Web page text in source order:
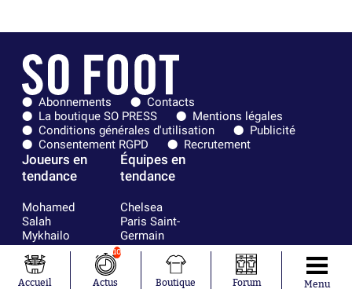
Abonnements
Contacts
La boutique SO PRESS
Mentions légales
Conditions générales d'utilisation
Publicité
Consentement RGPD
Recrutement
Joueurs en
tendance
Mohamed
Salah
Mykhailo
Mudryk
Neymar
Khalis Merah
Loïs Openda
Équipes en
tendance
Chelsea
Paris Saint-
Germain
Bordeaux
Olympique
lyonnais
FIFA
Accueil
10
Actus Boutique Forum Menu